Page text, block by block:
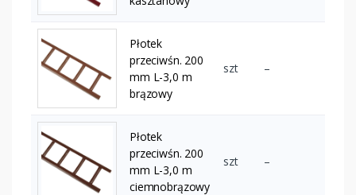
Płotek
przeciwśn. 200
mm L-3,0 m
brązowy
szt –
Płotek
przeciwśn. 200
mm L-3,0 m
ciemnobrązowy
szt –